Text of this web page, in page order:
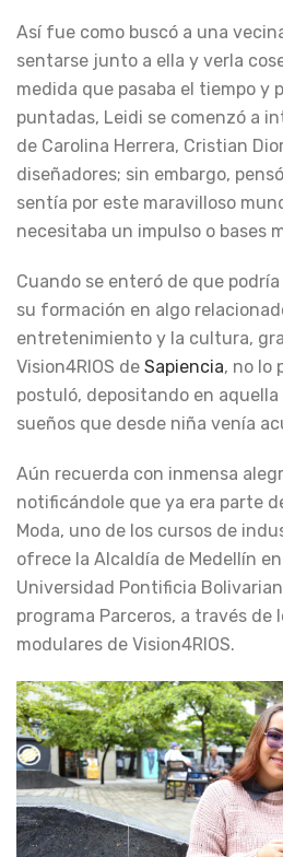
Así fue como buscó a una
sentarse junto a ella y verla
medida que pasaba el tiempo y
puntadas, Leidi se comenzó a
de Carolina Herrera, Cristian
diseñadores; sin embargo,
sentía por este maravilloso
necesitaba un impulso o bases
Cuando se enteró de que
su formación en algo
entretenimiento y la cultura,
Vision4RIOS de Sapiencia, no lo
postuló, depositando en
sueños que desde niña venía
Aún recuerda con inmensa
notificándole que ya era parte
Moda, uno de los cursos de
ofrece la Alcaldía de Medellín
Universidad Pontificia
programa Parceros, a través de
modulares de Vision4RIOS.